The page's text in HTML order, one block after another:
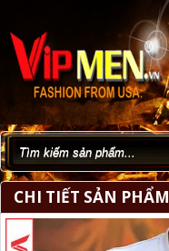
CHI TIẾT SẢN PHẨM